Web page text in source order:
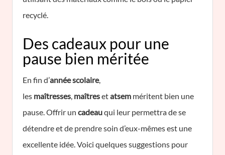
recyclé.
Des cadeaux pour une
pause bien méritée
En fin d’année scolaire,
les maîtresses, maîtresetatsem méritent bien une
pause. Offrir un cadeauqui leur permettra de se
détendre et de prendre soin d’eux-mêmes est une
excellente idée. Voici quelques suggestions pour